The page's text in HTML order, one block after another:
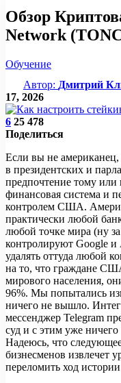
Обзор
Network
Обучение
Автор: Дмитрий
17, 2026
6 25 478
Поделиться
Если вы не американец,
в президентских и
предпочтение тому или
финансовая система и
контролем США.
практически любой
любой точке мира (ну
контролируют Google и
удалять оттуда любой
на то, что граждане
мирового населения,
96%. Мы попытались
ничего не вышло.
мессенджер Telegram
суд и с этим уже
Надеюсь, что
бизнесменов извлечет
переломить ход